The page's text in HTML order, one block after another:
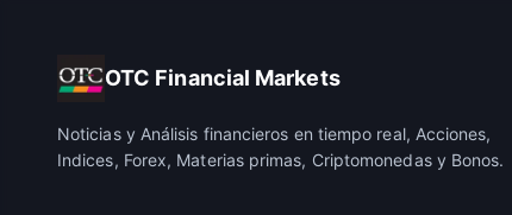
OTC Financial Markets
Noticias y Análisis financieros en tiempo real, Acciones,
Indices, Forex, Materias primas, Criptomonedas y Bonos.